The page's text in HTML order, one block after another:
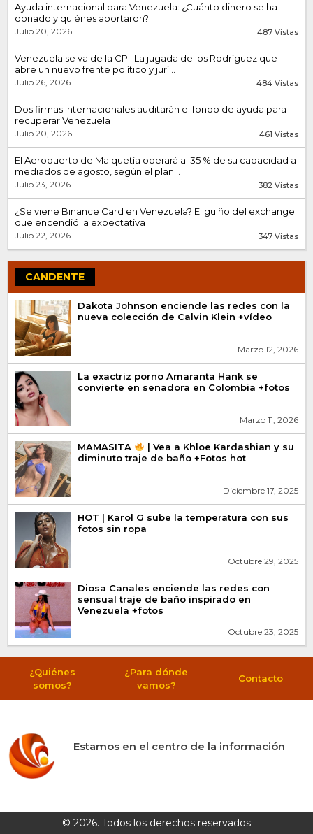
Ayuda internacional para Venezuela: ¿Cuánto dinero se ha
donado y quiénes aportaron?
Julio 20, 2026 487 Vistas
Venezuela se va de la CPI: La jugada de los Rodríguez que
abre un nuevo frente político y jurí...
Julio 26, 2026 484 Vistas
Dos firmas internacionales auditarán el fondo de ayuda para
recuperar Venezuela
Julio 20, 2026 461 Vistas
El Aeropuerto de Maiquetía operará al 35 % de su capacidad a
mediados de agosto, según el plan...
Julio 23, 2026 382 Vistas
¿Se viene Binance Card en Venezuela? El guiño del exchange
que encendió la expectativa
Julio 22, 2026 347 Vistas
CANDENTE
Dakota Johnson enciende las redes con la
nueva colección de Calvin Klein +vídeo
Marzo 12, 2026
La exactriz porno Amaranta Hank se
convierte en senadora en Colombia +fotos
Marzo 11, 2026
MAMASITA
| Vea a Khloe Kardashian y su
diminuto traje de baño +Fotos hot
Diciembre 17, 2025
HOT | Karol G sube la temperatura con sus
fotos sin ropa
Octubre 29, 2025
Diosa Canales enciende las redes con
sensual traje de baño inspirado en
Venezuela +fotos
Octubre 23, 2025
¿Quiénes
somos?
¿Para dónde
vamos?
Contacto
Estamos en el centro de la información
© 2026. Todos los derechos reservados